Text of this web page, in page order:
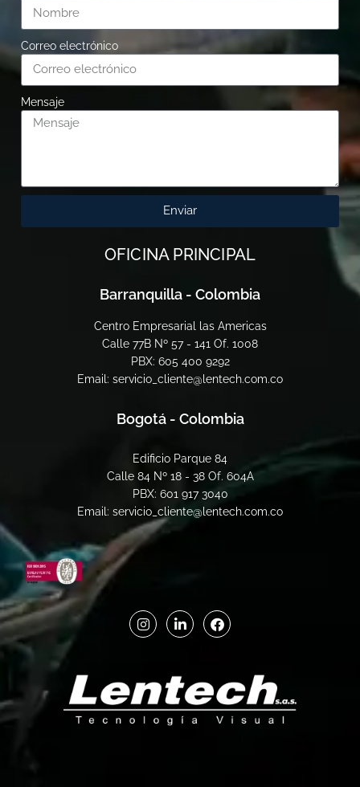
Correo electrónico
Mensaje
Enviar
OFICINA PRINCIPAL
Barranquilla - Colombia
Centro Empresarial las Americas
Calle 77B Nº 57 - 141 Of. 1008
PBX: 605 400 9292
Email: servicio_cliente@lentech.com.co
Bogotá - Colombia
Edificio Parque 84
Calle 84 Nº 18 - 38 Of. 604A
PBX: 601 917 3040
Email: servicio_cliente@lentech.com.co